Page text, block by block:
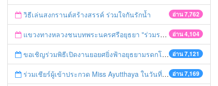
อ่าน 7,762
วิธีเล่นสงกรานต์สร้างสรรค์ ร่วมใจกันรักน้ำ
อ่าน 4,104
แขวงทางหลวงชนบทพระนครศรีอยุธยา "ร่วมรณรงค์ ขับช้า เปิดไฟหน้า คาดเข็มขัด" เทศกาลสงกรานต์ ปี 2561
อ่าน 7,121
ขอเชิญร่วมพิธีเปิดงานยอยศยิ่งฟ้าอยุธยามรดกโลก
อ่าน 7,169
ร่วมเชียร์ผู้เข้าประกวด Miss Ayutthaya ในวันที่ 15 ธันวาคม 2560